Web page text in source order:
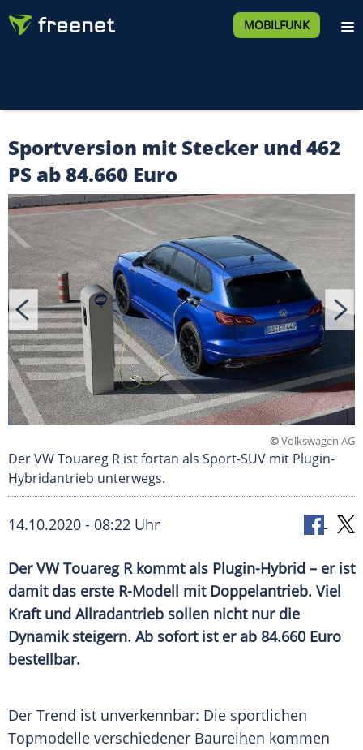
MOBILFUNK
Sportversion mit Stecker und 462
PS ab 84.660 Euro
©Volkswagen AG
Der VW Touareg R ist fortan als Sport-SUV mit Plugin-
Hybridantrieb unterwegs.
14.10.2020 - 08:22 Uhr
DerVWTouareg R kommt als Plugin-Hybrid – er ist
damit das erste R-Modell mit Doppelantrieb. Viel
Kraft und Allradantrieb sollen nicht nur die
Dynamik steigern. Ab sofort ist er ab 84.660 Euro
bestellbar.
Der Trend ist unverkennbar: Die sportlichen
Topmodelle verschiedener Baureihen kommen